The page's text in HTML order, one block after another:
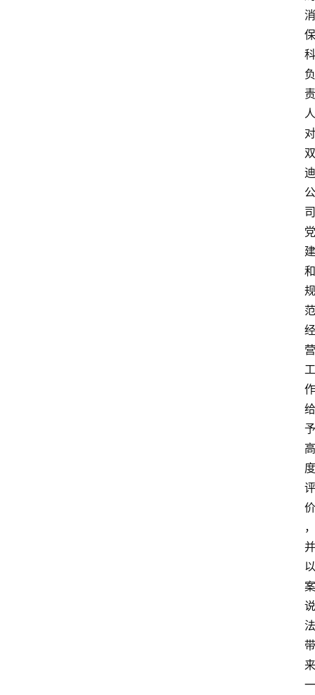
消
保
科
负
责
人
对
双
迪
公
司
党
建
和
规
范
经
营
工
作
给
予
高
度
评
价
，
并
以
案
说
法
带
来
一